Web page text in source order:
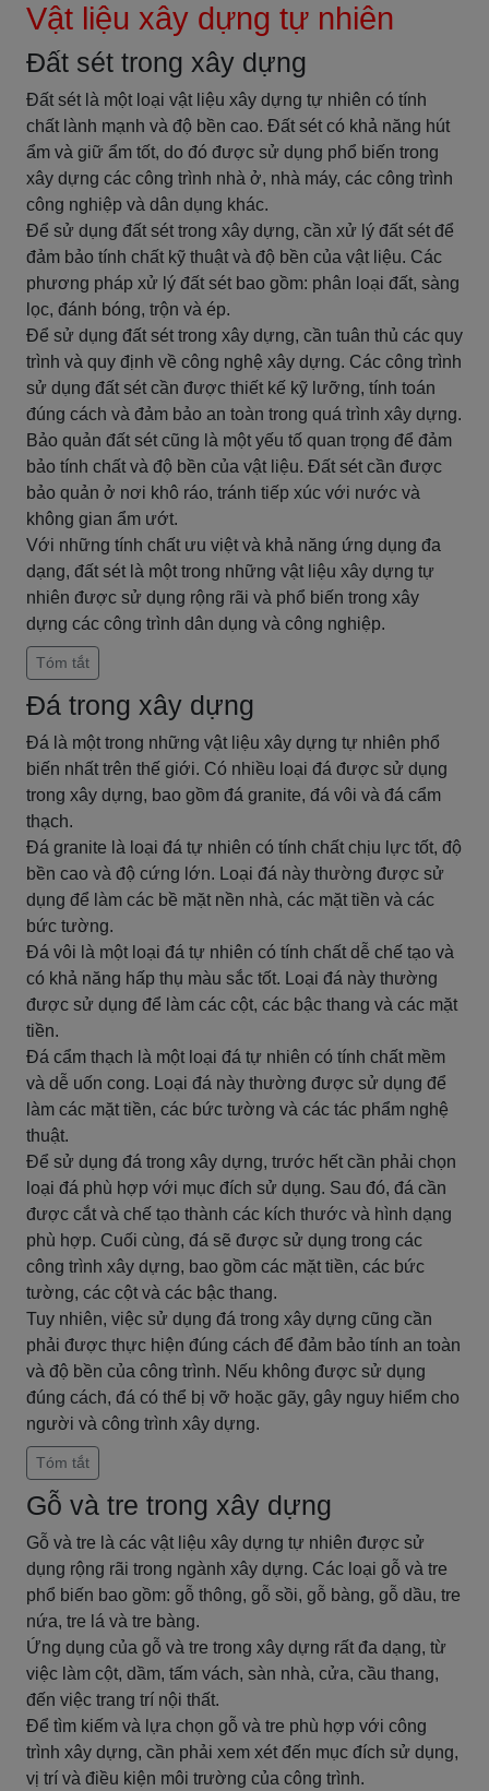
Vật liệu xây dựng tự nhiên
Đất sét trong xây dựng
Đất sét là một loại vật liệu xây dựng tự nhiên có tính
chất lành mạnh và độ bền cao. Đất sét có khả năng hút
ẩm và giữ ẩm tốt, do đó được sử dụng phổ biến trong
xây dựng các công trình nhà ở, nhà máy, các công trình
công nghiệp và dân dụng khác.
Để sử dụng đất sét trong xây dựng, cần xử lý đất sét để
đảm bảo tính chất kỹ thuật và độ bền của vật liệu. Các
phương pháp xử lý đất sét bao gồm: phân loại đất, sàng
lọc, đánh bóng, trộn và ép.
Để sử dụng đất sét trong xây dựng, cần tuân thủ các quy
trình và quy định về công nghệ xây dựng. Các công trình
sử dụng đất sét cần được thiết kế kỹ lưỡng, tính toán
đúng cách và đảm bảo an toàn trong quá trình xây dựng.
Bảo quản đất sét cũng là một yếu tố quan trọng để đảm
bảo tính chất và độ bền của vật liệu. Đất sét cần được
bảo quản ở nơi khô ráo, tránh tiếp xúc với nước và
không gian ẩm ướt.
Với những tính chất ưu việt và khả năng ứng dụng đa
dạng, đất sét là một trong những vật liệu xây dựng tự
nhiên được sử dụng rộng rãi và phổ biến trong xây
dựng các công trình dân dụng và công nghiệp.
Tóm tắt
Đá trong xây dựng
Đá là một trong những vật liệu xây dựng tự nhiên phổ
biến nhất trên thế giới. Có nhiều loại đá được sử dụng
trong xây dựng, bao gồm đá granite, đá vôi và đá cẩm
thạch.
Đá granite là loại đá tự nhiên có tính chất chịu lực tốt, độ
bền cao và độ cứng lớn. Loại đá này thường được sử
dụng để làm các bề mặt nền nhà, các mặt tiền và các
bức tường.
Đá vôi là một loại đá tự nhiên có tính chất dễ chế tạo và
có khả năng hấp thụ màu sắc tốt. Loại đá này thường
được sử dụng để làm các cột, các bậc thang và các mặt
tiền.
Đá cẩm thạch là một loại đá tự nhiên có tính chất mềm
và dễ uốn cong. Loại đá này thường được sử dụng để
làm các mặt tiền, các bức tường và các tác phẩm nghệ
thuật.
Để sử dụng đá trong xây dựng, trước hết cần phải chọn
loại đá phù hợp với mục đích sử dụng. Sau đó, đá cần
được cắt và chế tạo thành các kích thước và hình dạng
phù hợp. Cuối cùng, đá sẽ được sử dụng trong các
công trình xây dựng, bao gồm các mặt tiền, các bức
tường, các cột và các bậc thang.
Tuy nhiên, việc sử dụng đá trong xây dựng cũng cần
phải được thực hiện đúng cách để đảm bảo tính an toàn
và độ bền của công trình. Nếu không được sử dụng
đúng cách, đá có thể bị vỡ hoặc gãy, gây nguy hiểm cho
người và công trình xây dựng.
Tóm tắt
Gỗ và tre trong xây dựng
Gỗ và tre là các vật liệu xây dựng tự nhiên được sử
dụng rộng rãi trong ngành xây dựng. Các loại gỗ và tre
phổ biến bao gồm: gỗ thông, gỗ sồi, gỗ bàng, gỗ dầu, tre
nứa, tre lá và tre bàng.
Ứng dụng của gỗ và tre trong xây dựng rất đa dạng, từ
việc làm cột, dầm, tấm vách, sàn nhà, cửa, cầu thang,
đến việc trang trí nội thất.
Để tìm kiếm và lựa chọn gỗ và tre phù hợp với công
trình xây dựng, cần phải xem xét đến mục đích sử dụng,
vị trí và điều kiện môi trường của công trình.